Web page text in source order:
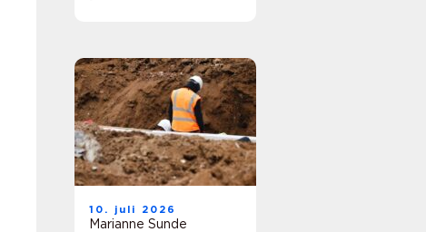
10. juli 2026
Marianne Sunde